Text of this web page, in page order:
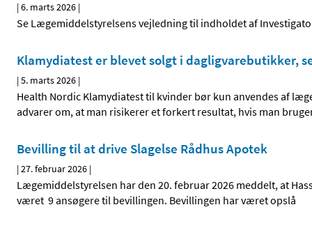
|6. marts 2026 |
Se Lægemiddelstyrelsens vejledning til indholdet af
Klamydiatest er blevet solgt i dagligvarebutikker,
|5. marts 2026 |
Health Nordic Klamydiatest til kvinder bør kun anvendes af
advarer om, at man risikerer et forkert resultat, hvis man
Bevilling til at drive Slagelse Rådhus Apotek
|27. februar 2026 |
Lægemiddelstyrelsen har den 20. februar 2026 meddelt, at
været 9 ansøgere til bevillingen. Bevillingen har været opslå